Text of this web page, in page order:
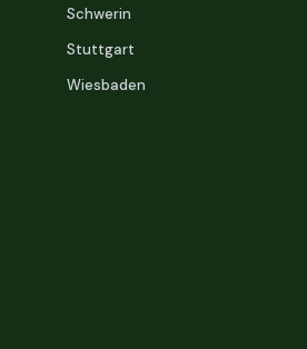
Schwerin
Stuttgart
Wiesbaden